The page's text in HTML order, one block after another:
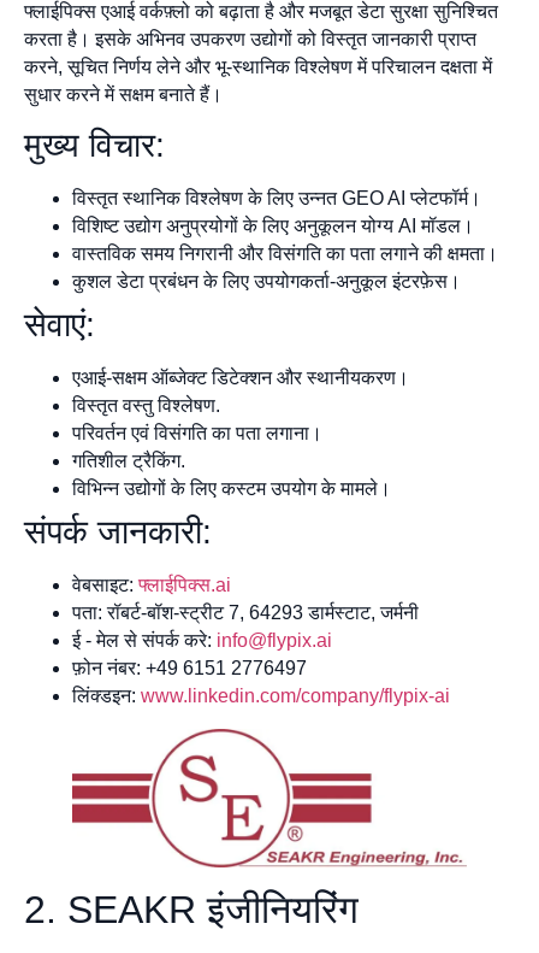
फ्लाईपिक्स एआई वर्कफ़्लो को बढ़ाता है और मजबूत डेटा सुरक्षा सुनिश्चित
करता है। इसके अभिनव उपकरण उद्योगों को विस्तृत जानकारी प्राप्त
करने, सूचित निर्णय लेने और भू-स्थानिक विश्लेषण में परिचालन दक्षता में
सुधार करने में सक्षम बनाते हैं।
मुख्य विचार:
विस्तृत स्थानिक विश्लेषण के लिए उन्नत GEO AI प्लेटफॉर्म।
विशिष्ट उद्योग अनुप्रयोगों के लिए अनुकूलन योग्य AI मॉडल।
वास्तविक समय निगरानी और विसंगति का पता लगाने की क्षमता।
कुशल डेटा प्रबंधन के लिए उपयोगकर्ता-अनुकूल इंटरफ़ेस।
सेवाएं:
एआई-सक्षम ऑब्जेक्ट डिटेक्शन और स्थानीयकरण।
विस्तृत वस्तु विश्लेषण.
परिवर्तन एवं विसंगति का पता लगाना।
गतिशील ट्रैकिंग.
विभिन्न उद्योगों के लिए कस्टम उपयोग के मामले।
संपर्क जानकारी:
वेबसाइट:फ्लाईपिक्स.ai
पता: रॉबर्ट-बॉश-स्ट्रीट 7, 64293 डार्मस्टाट, जर्मनी
ई - मेल से संपर्क करे: info@flypix.ai
फ़ोन नंबर: +49 6151 2776497
लिंक्डइन: www.linkedin.com/company/flypix-ai
2. SEAKR इंजीनियरिंग